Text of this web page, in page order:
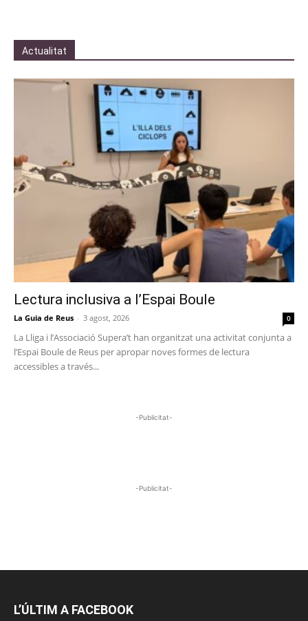
Actualitat
Lectura inclusiva a l’Espai Boule
La Guia de Reus - 3 agost, 2026 0
La Lliga i l’Associació Supera’t han organitzat una activitat conjunta a
l’Espai Boule de Reus per apropar noves formes de lectura
accessibles a través...
-Publicitat-
-Publicitat-
L’ÚLTIM A FACEBOOK